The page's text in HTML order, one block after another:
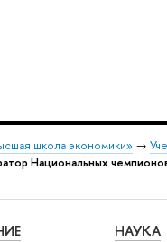
школа экономики» →
Национальных
НАУКА